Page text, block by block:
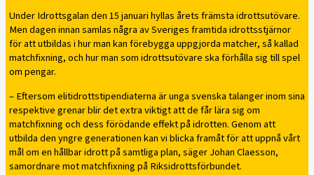
Under Idrottsgalan den 15 januari hyllas årets främsta idrottsutövare.
Men dagen innan samlas några av Sveriges framtida idrottsstjärnor
för att utbildas i hur man kan förebygga uppgjorda matcher, så kallad
matchfixning, och hur man som idrottsutövare ska förhålla sig till spel
om pengar.
– Eftersom elitidrottstipendiaterna är unga svenska talanger inom sina
respektive grenar blir det extra viktigt att de får lära sig om
matchfixning och dess förödande effekt på idrotten. Genom att
utbilda den yngre generationen kan vi blicka framåt för att uppnå vårt
mål om en hållbar idrott på samtliga plan, säger Johan Claesson,
samordnare mot matchfixning på Riksidrottsförbundet.